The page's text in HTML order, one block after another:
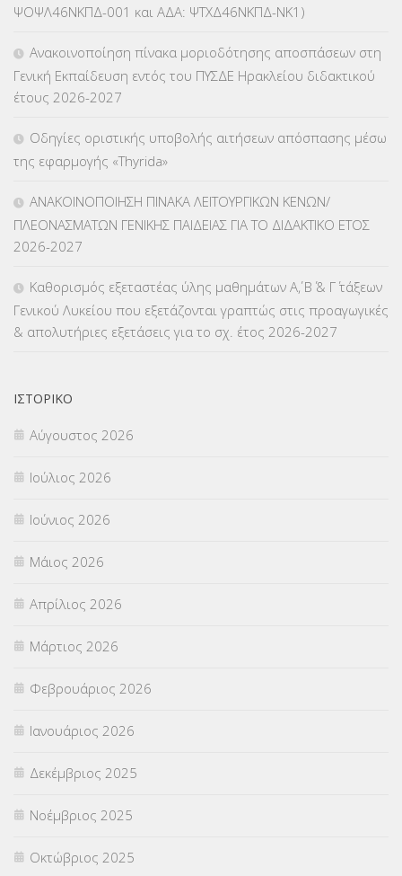
ΚΕΣΥΠ(109)
ΚΠγ – ΚΡΑΤΙΚΟ ΠΙΣΤΟΠΟΙΗΤΙΚΟ ΓΛΩΣΣΟΜΑΘΕΙΑΣ(135)
ΚΠπ- ΚΡΑΤΙΚΟ ΠΙΣΤΟΠΟΙΗΤΙΚΟ ΠΛΗΡΟΦΟΡΙΚΗΣ
ΛΟΙΠΑ(309)
ΜΕΤΑΘΕΣΕΙΣ-ΤΟΠΟΘΕΤΗΣΕΙΣ ΒΕΛΤΙΩΣΕΙΣ(319)
ΜΕΤΑΦΟΡΑ ΜΑΘΗΤΩΝ(3)
ΟΙΚΟΝΟΜΙΚΑ ΘΕΜΑΤΑ
Π.Ε.Κ. ΗΡΑΚΛΕΙΟΥ
ΠΑΝΕΛΛΑΔΙΚΕΣ ΕΞΕΤΑΣΕΙΣ
ΠΡΟΚΗΡΥΞΕΙΣ
ΣΕΜΙΝΑΡΙΑ – ΗΜΕΡΙΔΕΣ
ΣΕΠ(50)
ΣΤΕΛΕΧΗ (360)
ΣΥΜΒΟΥΛΕΥΤΙΚΟΣ ΣΤΑΘΜΟΣ ΝΕΩΝ
ΣΥΝΤΑΞΕΙΣ(12)
ΣΧΟΛΙΚΟΙ ΣΥΜΒΟΥΛΟΙ
ΥΠΕΡΑΡΙΘΜΟΙ(1)
ΥΠΟΤΡΟΦΙΕΣ(28)
ΨΟΨΛ46ΝΚΠΔ-001 και ΑΔΑ: ΨΤΧΔ46ΝΚΠΔ-ΝΚ1)
Ανακοινοποίηση πίνακα μοριοδότησης αποσπάσεων στη
Γενική Εκπαίδευση εντός του ΠΥΣΔΕ Ηρακλείου διδακτικού
έτους 2026-2027
Οδηγίες οριστικής υποβολής αιτήσεων απόσπασης μέσω
της εφαρμογής «Thyrida»
ΑΝΑΚΟΙΝΟΠΟΙΗΣΗ ΠΙΝΑΚΑ ΛΕΙΤΟΥΡΓΙΚΩΝ ΚΕΝΩΝ/
ΠΛΕΟΝΑΣΜΑΤΩΝ ΓΕΝΙΚΗΣ ΠΑΙΔΕΙΑΣ ΓΙΑ ΤΟ ΔΙΔΑΚΤΙΚΟ ΕΤΟΣ
2026-2027
Καθορισμός εξεταστέας ύλης μαθημάτων Α΄, Β΄ & Γ΄ τάξεων
Γενικού Λυκείου που εξετάζονται γραπτώς στις προαγωγικές
& απολυτήριες εξετάσεις για το σχ. έτος 2026-2027
ΙΣΤΟΡΙΚΌ
Αύγουστος 2026
Ιούλιος 2026
Ιούνιος 2026
Μάιος 2026
Απρίλιος 2026
Μάρτιος 2026
Φεβρουάριος 2026
Ιανουάριος 2026
Δεκέμβριος 2025
Νοέμβριος 2025
Οκτώβριος 2025